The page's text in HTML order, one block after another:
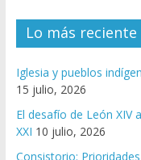
Lo más reciente
Iglesia y pueblos
15 julio, 2026
El desafío de León XIV
XXI 10 julio, 2026
Consistorio: